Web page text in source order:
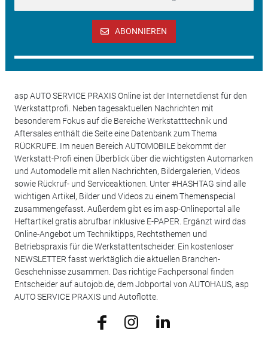
ABONNIEREN
asp AUTO SERVICE PRAXIS Online ist der Internetdienst für den
Werkstattprofi. Neben tagesaktuellen Nachrichten mit
besonderem Fokus auf die Bereiche Werkstatttechnik und
Aftersales enthält die Seite eine Datenbank zum Thema
RÜCKRUFE. Im neuen Bereich AUTOMOBILE bekommt der
Werkstatt-Profi einen Überblick über die wichtigsten Automarken
und Automodelle mit allen Nachrichten, Bildergalerien, Videos
sowie Rückruf- und Serviceaktionen. Unter #HASHTAG sind alle
wichtigen Artikel, Bilder und Videos zu einem Themenspecial
zusammengefasst. Außerdem gibt es im asp-Onlineportal alle
Heftartikel gratis abrufbar inklusive E-PAPER. Ergänzt wird das
Online-Angebot um Techniktipps, Rechtsthemen und
Betriebspraxis für die Werkstattentscheider. Ein kostenloser
NEWSLETTER fasst werktäglich die aktuellen Branchen-
Geschehnisse zusammen. Das richtige Fachpersonal finden
Entscheider auf autojob.de, dem Jobportal von AUTOHAUS, asp
AUTO SERVICE PRAXIS und Autoflotte.